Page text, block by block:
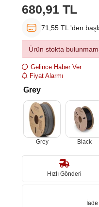
680,91 TL
71,55 TL 'den
Ürün stokta
Gelince Haber Ver
Fiyat Alarmı
Grey
Grey Black
Hızlı Gönderi